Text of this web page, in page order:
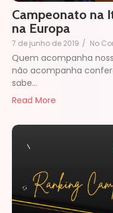
Campeonato na
na Europa
7 de junho de 2019 / No
Quem acompanha
não acompanha
sabe…
Read More